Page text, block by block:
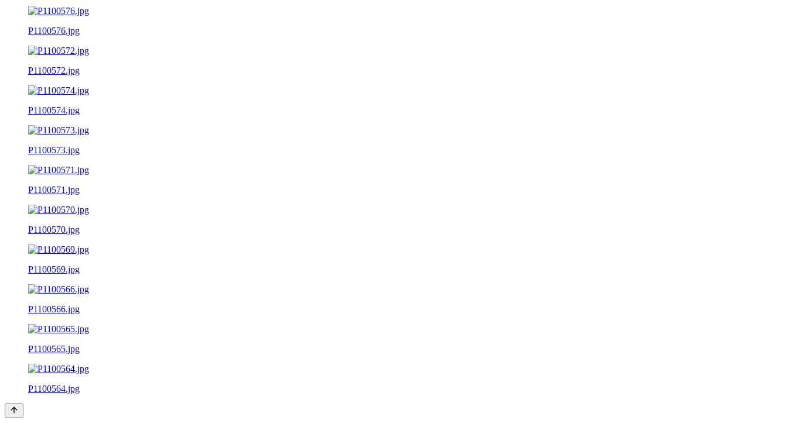
P1100576.jpg
P1100572.jpg
P1100574.jpg
P1100573.jpg
P1100571.jpg
P1100570.jpg
P1100569.jpg
P1100566.jpg
P1100565.jpg
P1100564.jpg